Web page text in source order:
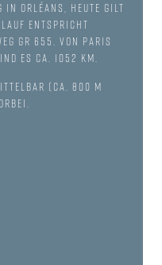
in Orléans, heute gilt
entspricht
GR 655. Von Paris
es ca. 1052 km.
(ca. 800 m